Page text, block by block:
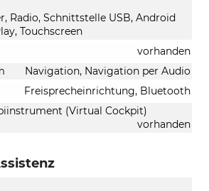
Radio, Schnittstelle USB, Android
Touchscreen
vorhanden
Navigation, Navigation per Audio
Freisprecheinrichtung, Bluetooth
(Virtual Cockpit)
vorhanden